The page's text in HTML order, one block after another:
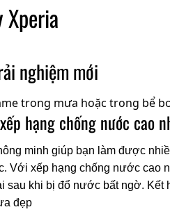
nghiệm mới
hạng chống nước cao
minh giúp bạn làm được
Với xếp hạng chống nước cao
sau khi bị đổ nước bất ngờ.
đẹp